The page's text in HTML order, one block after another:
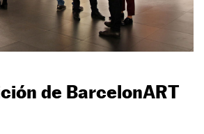
de BarcelonART